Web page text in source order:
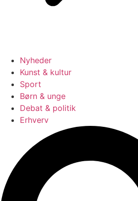
Nyheder
Kunst & kultur
Sport
Børn & unge
Debat & politik
Erhverv